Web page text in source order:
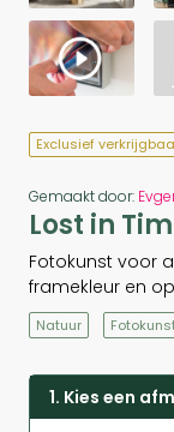
Exclusief
Gemaakt door:
Lost in
Fotokunst voor
framekleur en
Natuur
1. Kies een